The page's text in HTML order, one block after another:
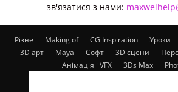
зв'язатися з нами:
Різне Making of CG Inspiration Уроки
3D арт
Maya Софт 3D сцени
Анімація і VFX
3Ds Max